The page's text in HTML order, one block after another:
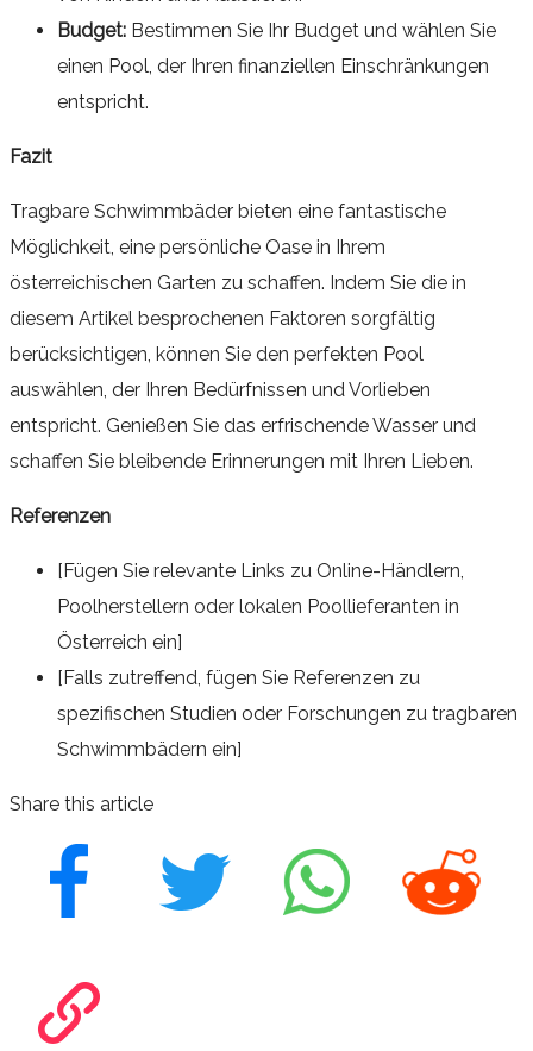
Budget: Bestimmen Sie Ihr Budget und wählen Sie
einen Pool, der Ihren finanziellen Einschränkungen
entspricht.
Fazit
Tragbare Schwimmbäder bieten eine fantastische
Möglichkeit, eine persönliche Oase in Ihrem
österreichischen Garten zu schaffen. Indem Sie die in
diesem Artikel besprochenen Faktoren sorgfältig
berücksichtigen, können Sie den perfekten Pool
auswählen, der Ihren Bedürfnissen und Vorlieben
entspricht. Genießen Sie das erfrischende Wasser und
schaffen Sie bleibende Erinnerungen mit Ihren Lieben.
Referenzen
[Fügen Sie relevante Links zu Online-Händlern,
Poolherstellern oder lokalen Poollieferanten in
Österreich ein]
[Falls zutreffend, fügen Sie Referenzen zu
spezifischen Studien oder Forschungen zu tragbaren
Schwimmbädern ein]
Share this article